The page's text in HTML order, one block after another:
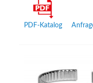
PDF-Katalog